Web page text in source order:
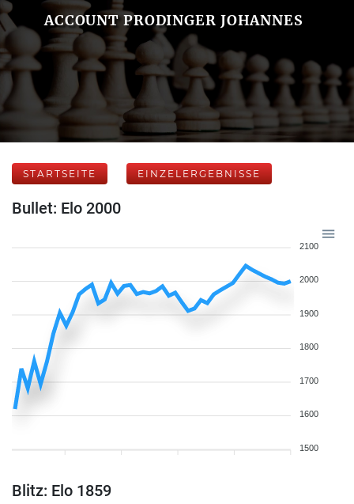
ACCOUNT PRODINGER JOHANNES
STARTSEITE EINZELERGEBNISSE
Bullet: Elo 2000
2100
2000
1900
1800
1700
1600
1500
Blitz: Elo 1859